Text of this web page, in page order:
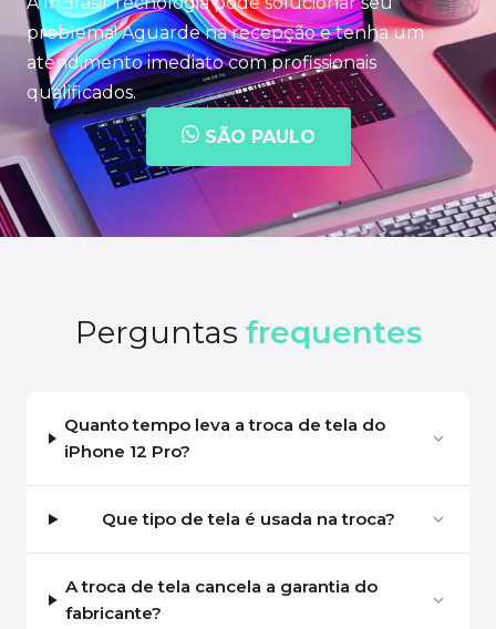
problema! Aguarde na recepção e tenha um
atendimento imediato com profissionais
qualificados.
SÃO PAULO
Perguntas frequentes
Quanto tempo leva a troca de tela do
iPhone 12 Pro?
Que tipo de tela é usada na troca?
A troca de tela cancela a garantia do
fabricante?